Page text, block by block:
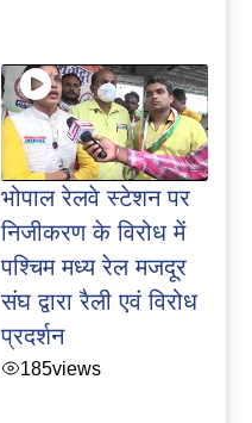
भोपाल रेलवे स्टेशन पर
निजीकरण के विरोध में
पश्चिम मध्य रेल मजदूर
संघ द्वारा रैली एवं विरोध
प्रदर्शन
185views